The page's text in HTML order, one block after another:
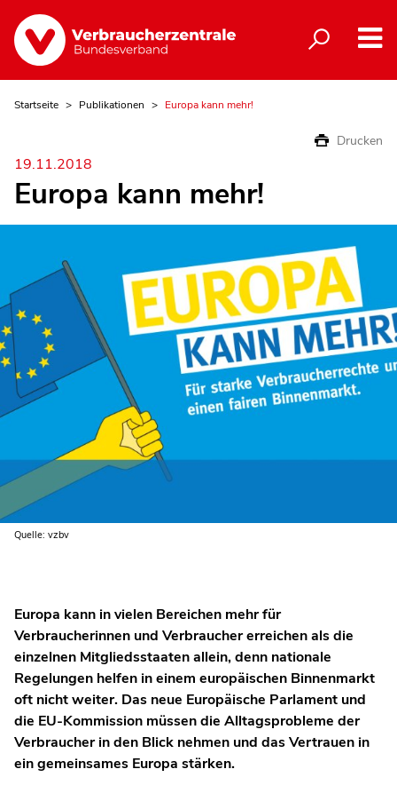
Startseite Publikationen Europa kann mehr!
Drucken
19.11.2018
Europa kann mehr!
Quelle: vzbv
Europa kann in vielen Bereichen mehr für
Verbraucherinnen und Verbraucher erreichen als die
einzelnen Mitgliedsstaaten allein, denn nationale
Regelungen helfen in einem europäischen Binnenmarkt
oft nicht weiter. Das neue Europäische Parlament und
die EU-Kommission müssen die Alltagsprobleme der
Verbraucher in den Blick nehmen und das Vertrauen in
ein gemeinsames Europa stärken.